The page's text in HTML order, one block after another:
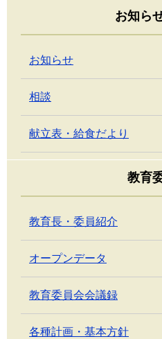
お知ら
お知らせ
相談
献立表・給食だより
教育
教育長・委員紹介
オープンデータ
教育委員会会議録
各種計画・基本方針